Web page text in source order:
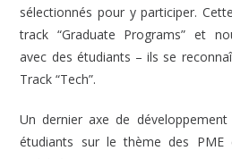
sélectionnés pour y participer.
track “Graduate Programs” et
avec des étudiants – ils se
Track “Tech”.
Un dernier axe de
étudiants sur le thème des